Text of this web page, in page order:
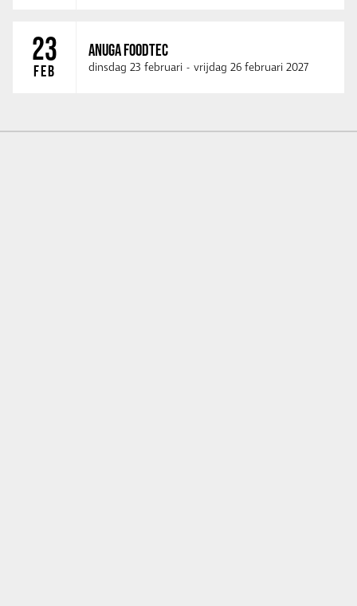
23
FEB
ANUGA FOODTEC
dinsdag 23 februari - vrijdag 26 februari 2027